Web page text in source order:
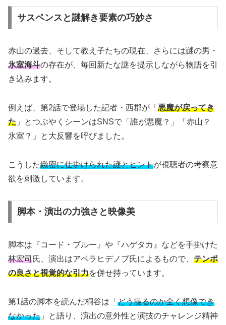
サスペンスと謎解き要素の巧妙さ
赤山の過去、そして教え子たちの現在、さらには謎の男・
氷室海斗の存在が、毎回新たな謎を提示しながら物語を引
き込みます。
例えば、第2話で登場した記者・西郡が「 悪魔が戻ってき
た 」とつぶやくシーンはSNSで「誰が悪魔？」「赤山？
氷室？」と大反響を呼びました。
こうした緻密に仕掛けられた謎とヒントが視聴者の考察意
欲を刺激しています。
脚本・演出の力強さと映像美
脚本は『コード・ブルー』や『ハゲタカ』などを手掛けた
林宏司氏、演出はアベラヒデノブ氏によるもので、 テンポ
の良さと視覚的な引力を併せ持っています。
第1話の脚本を読んだ桐谷は「 どう撮るのか全く想像でき
なかった 」と語り、演出の意外性と演技のチャレンジ精神